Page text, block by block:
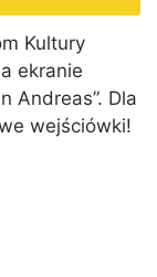
Kultury
ekranie
Andreas”. Dla
wejściówki!